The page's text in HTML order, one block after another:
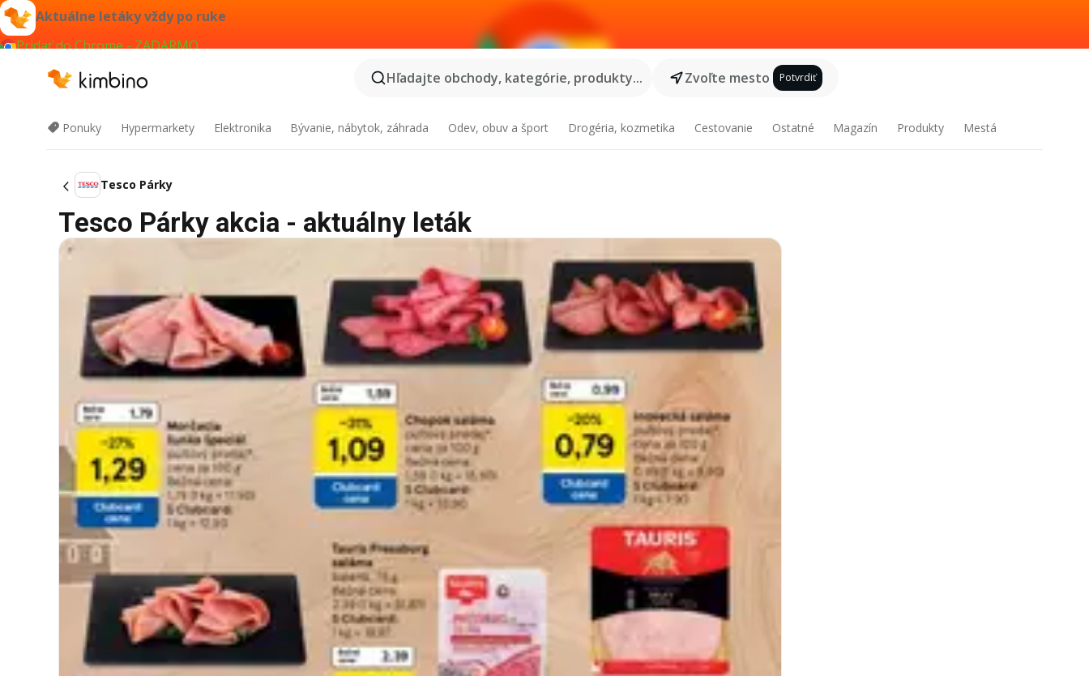
Aktuálne letáky vždy po ruke
Pridať do Chrome - ZADARMO
Hľadajte obchody, kategórie, produkty...
Zvoľte mesto Potvrdiť
Ponuky Hypermarkety Elektronika Bývanie, nábytok, záhrada Odev, obuv a šport Drogéria, kozmetika Cestovanie Ostatné Magazín Produkty Mestá
Tesco Párky
Tesco Párky akcia - aktuálny leták